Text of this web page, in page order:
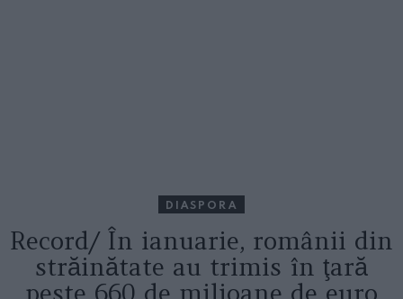
DIASPORA
Record/ În ianuarie, românii din
străinătate au trimis în ţară